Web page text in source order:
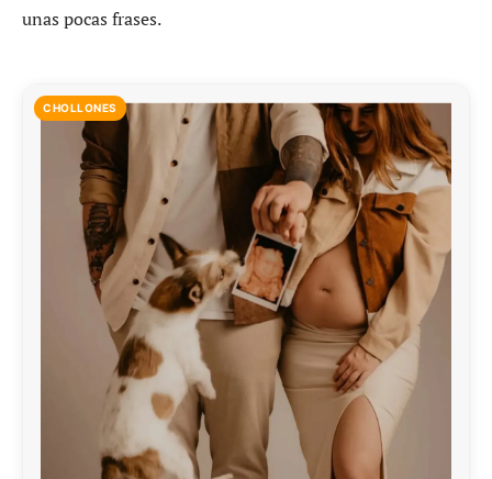
unas pocas frases.
CHOLLONES